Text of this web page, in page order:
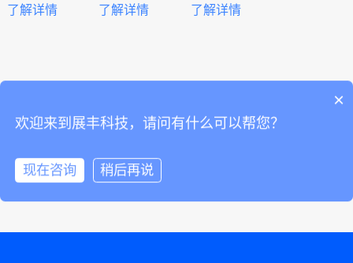
能感
“双节”
节日
气
了解详情
4日，
一元
始、
辞旧
好时
了解详情
广州展丰智
能科技有限
了解详情
16
17 18 19
20
×
欢迎来到展丰科技，请问有什么可以帮您？
现在咨询 稍后再说